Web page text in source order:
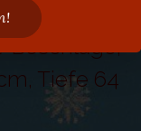
Beschläge,
Tiefe 64